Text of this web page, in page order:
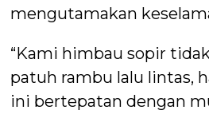
mengutamakan
“Kami himbau sopir
patuh rambu lalu lintas,
ini bertepatan dengan